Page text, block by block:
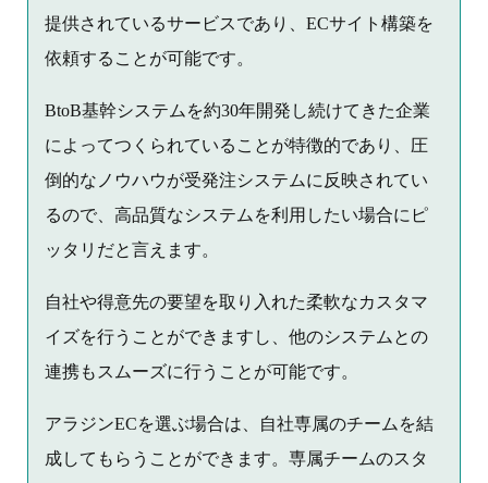
提供されているサービスであり、ECサイト構築を
依頼することが可能です。
BtoB基幹システムを約30年開発し続けてきた企業
によってつくられていることが特徴的であり、圧
倒的なノウハウが受発注システムに反映されてい
るので、高品質なシステムを利用したい場合にピ
ッタリだと言えます。
自社や得意先の要望を取り入れた柔軟なカスタマ
イズを行うことができますし、他のシステムとの
連携もスムーズに行うことが可能です。
アラジンECを選ぶ場合は、自社専属のチームを結
成してもらうことができます。専属チームのスタ